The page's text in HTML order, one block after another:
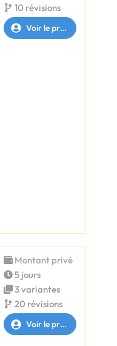
10 révisions
Voir le profil
Montant privé
5 jours
3 variantes
20 révisions
Voir le profil